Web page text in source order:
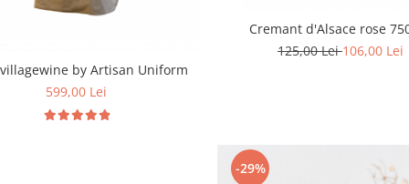
Cremant d'Alsace rose
125,00 Lei106,00 Lei
by Artisan Uniform
599,00 Lei
-29%